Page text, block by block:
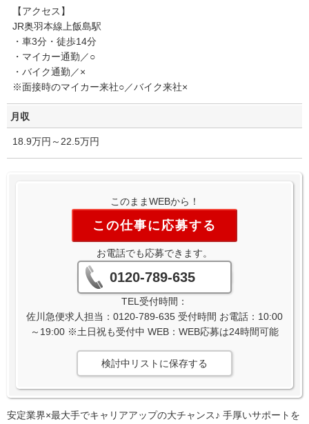
【アクセス】
JR奥羽本線上飯島駅
・車3分・徒歩14分
・マイカー通勤／○
・バイク通勤／×
※面接時のマイカー来社○／バイク来社×
月収
18.9万円～22.5万円
このままWEBから！
この仕事に応募する
お電話でも応募できます。
0120-789-635
TEL受付時間：
佐川急便求人担当：0120-789-635 受付時間 お電話：10:00
～19:00 ※土日祝も受付中 WEB：WEB応募は24時間可能
検討中リストに保存する
安定業界×最大手でキャリアアップの大チャンス♪ 手厚いサポートを